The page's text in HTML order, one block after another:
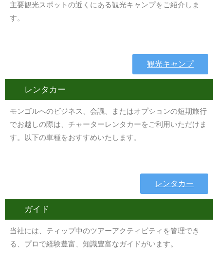
主要観光スポットの近くにある観光キャンプをご紹介しま
す。
観光キャンプ
レンタカー
モンゴルへのビジネス、会議、またはオプションの短期旅行
でお越しの際は、チャーターレンタカーをご利用いただけま
す。以下の車種をおすすめいたします。
レンタカー
ガイド
当社には、ティップ中のツアーアクティビティを管理でき
る、プロで経験豊富、知識豊富なガイドがいます。